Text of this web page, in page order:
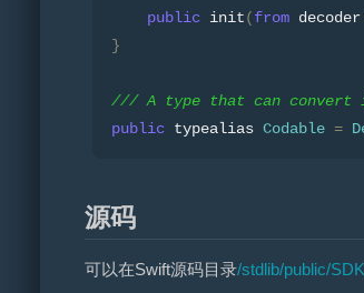
public init(from decoder
}
/// A type that can convert
public typealias Codable =
源码
可以在Swift源码目录/stdlib/public/